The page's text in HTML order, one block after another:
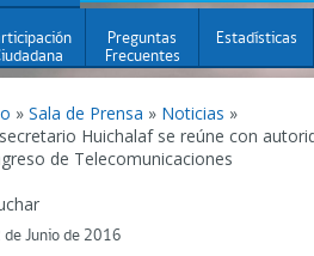
Preguntas
Frecuentes
Estadísticas
» Sala de Prensa » Noticias »
Huichalaf se reúne con
de Telecomunicaciones
de Junio de 2016